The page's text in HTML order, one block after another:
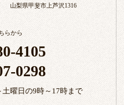
山梨県甲斐市上芦沢1316
らから
4105
0298
曜日の9時～17時まで